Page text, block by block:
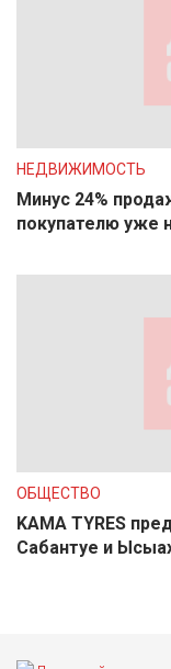
НЕДВИЖИМОСТЬ
Минус 24%
покупателю уже
ОБЩЕСТВО
KAMA TYRES
Сабантуе и